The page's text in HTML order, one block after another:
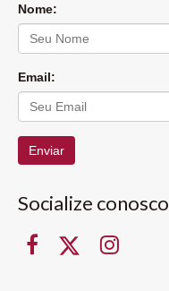
Nome:
Email:
Enviar
Socialize conosco